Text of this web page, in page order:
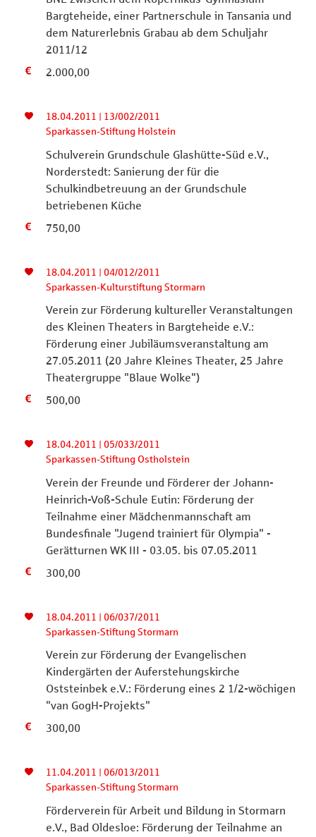
Bargteheide, einer Partnerschule in Tansania und
dem Naturerlebnis Grabau ab dem Schuljahr
2011/12
2.000,00
18.04.2011 | 13/002/2011
Sparkassen-Stiftung Holstein
Schulverein Grundschule Glashütte-Süd e.V.,
Norderstedt: Sanierung der für die
Schulkindbetreuung an der Grundschule
betriebenen Küche
750,00
18.04.2011 | 04/012/2011
Sparkassen-Kulturstiftung Stormarn
Verein zur Förderung kultureller Veranstaltungen
des Kleinen Theaters in Bargteheide e.V.:
Förderung einer Jubiläumsveranstaltung am
27.05.2011 (20 Jahre Kleines Theater, 25 Jahre
Theatergruppe "Blaue Wolke")
500,00
18.04.2011 | 05/033/2011
Sparkassen-Stiftung Ostholstein
Verein der Freunde und Förderer der Johann-
Heinrich-Voß-Schule Eutin: Förderung der
Teilnahme einer Mädchenmannschaft am
Bundesfinale "Jugend trainiert für Olympia" -
Gerätturnen WK III - 03.05. bis 07.05.2011
300,00
18.04.2011 | 06/037/2011
Sparkassen-Stiftung Stormarn
Verein zur Förderung der Evangelischen
Kindergärten der Auferstehungskirche
Oststeinbek e.V.: Förderung eines 2 1/2-wöchigen
"van GogH-Projekts"
300,00
11.04.2011 | 06/013/2011
Sparkassen-Stiftung Stormarn
Förderverein für Arbeit und Bildung in Stormarn
e.V., Bad Oldesloe: Förderung der Teilnahme an